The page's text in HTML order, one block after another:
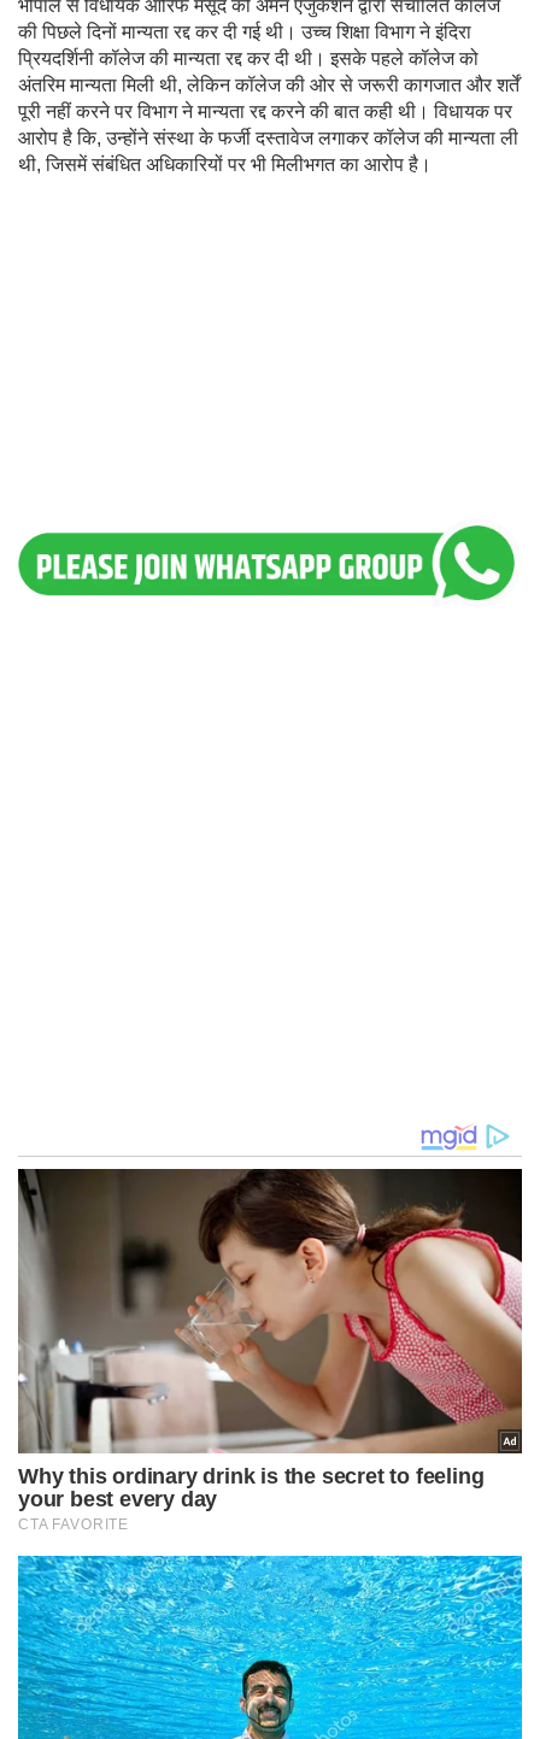
भोपाल से विधायक आरिफ मसूद की अमन एजुकेशन द्वारा संचालित कॉलेज
की पिछले दिनों मान्यता रद्द कर दी गई थी। उच्च शिक्षा विभाग ने इंदिरा
प्रियदर्शिनी कॉलेज की मान्यता रद्द कर दी थी। इसके पहले कॉलेज को
अंतरिम मान्यता मिली थी, लेकिन कॉलेज की ओर से जरूरी कागजात और शर्तें
पूरी नहीं करने पर विभाग ने मान्यता रद्द करने की बात कही थी। विधायक पर
आरोप है कि, उन्होंने संस्था के फर्जी दस्तावेज लगाकर कॉलेज की मान्यता ली
थी, जिसमें संबंधित अधिकारियों पर भी मिलीभगत का आरोप है।